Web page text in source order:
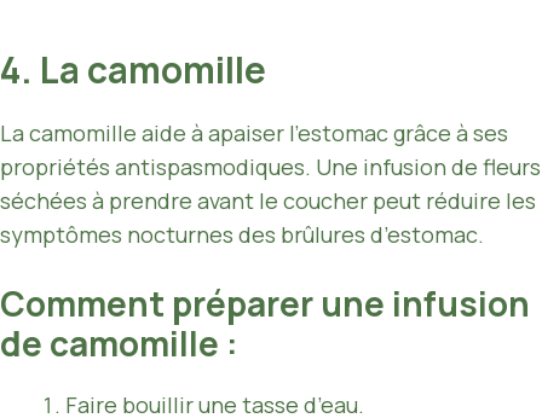
4. La camomille
La camomille aide à apaiser l’estomac grâce à ses
propriétés antispasmodiques. Une infusion de fleurs
séchées à prendre avant le coucher peut réduire les
symptômes nocturnes des brûlures d’estomac.
Comment préparer une infusion
de camomille :
Faire bouillir une tasse d’eau.